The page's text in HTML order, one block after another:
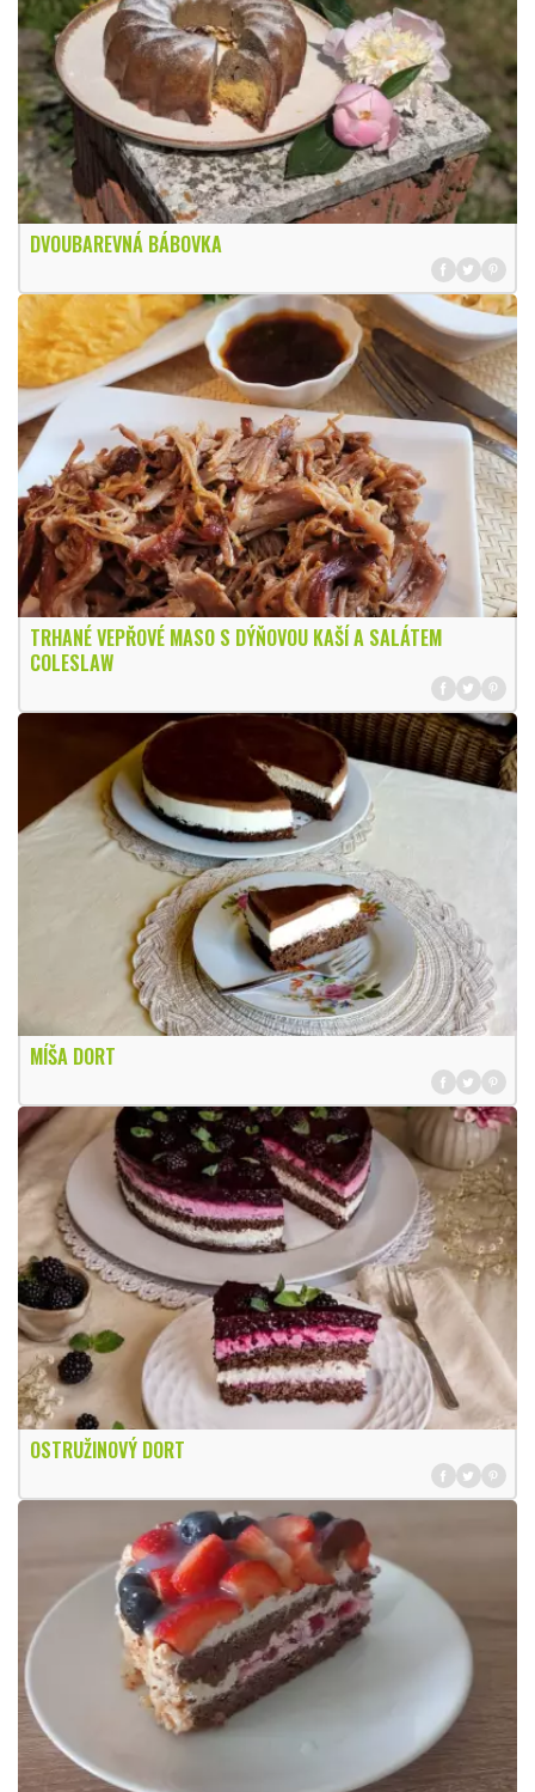
DVOUBAREVNÁ BÁBOVKA
TRHANÉ VEPŘOVÉ MASO S DÝŇOVOU KAŠÍ A SALÁTEM
COLESLAW
MÍŠA DORT
OSTRUŽINOVÝ DORT